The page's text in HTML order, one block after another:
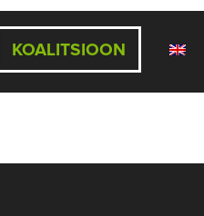
KOALITSIOON